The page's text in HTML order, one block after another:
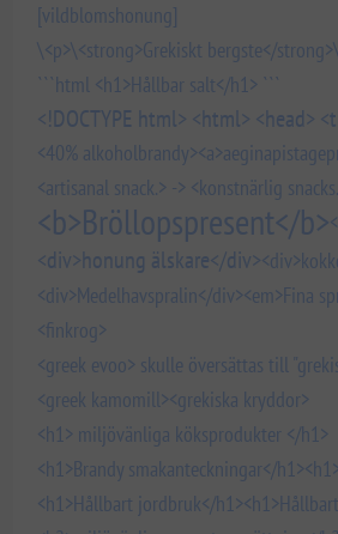
[vildblomshonung]
\<p>\<strong>Grekiskt bergste</
```html <h1>Hållbar salt</h1> ```
<!DOCTYPE html> <html>
<40% alkoholbrandy>
<artisanal snack.> -> <konstnärlig
<b>Bröllopspresent</b>
<div>honung älskare</div>
<div>Medelhavspralin</div><em>Fina
<finkrog>
<greek evoo> skulle översättas till
<greek kamomill><grekiska kryddor>
<h1> miljövänliga köksprodukter </h1>
<h1>Brandy smakanteckningar</h1>
<h1>Hållbart jordbruk</h1>